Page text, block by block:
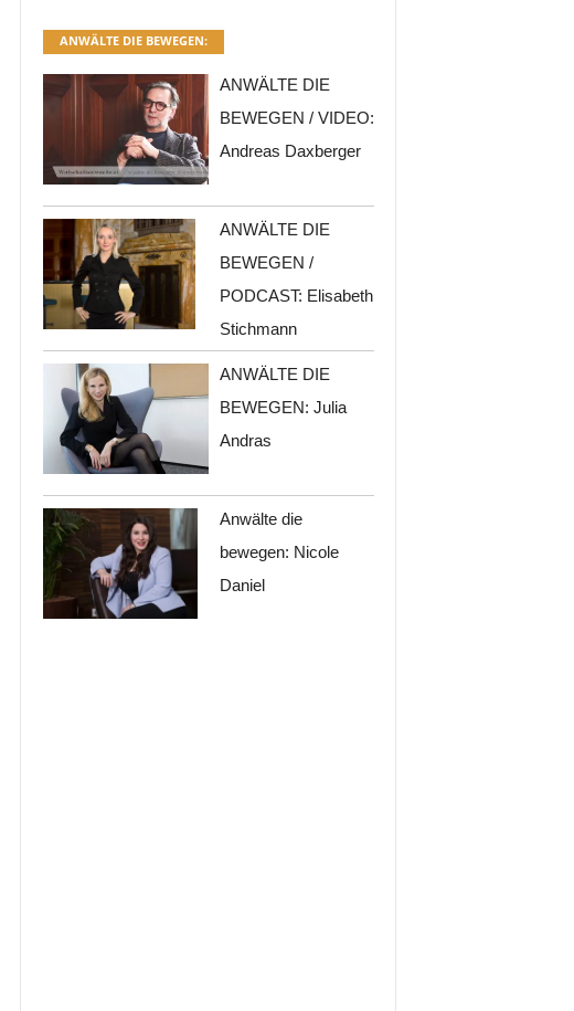
ANWÄLTE DIE BEWEGEN:
ANWÄLTE DIE
BEWEGEN / VIDEO:
Andreas Daxberger
ANWÄLTE DIE
BEWEGEN /
PODCAST: Elisabeth
Stichmann
ANWÄLTE DIE
BEWEGEN: Julia
Andras
Anwälte die
bewegen: Nicole
Daniel